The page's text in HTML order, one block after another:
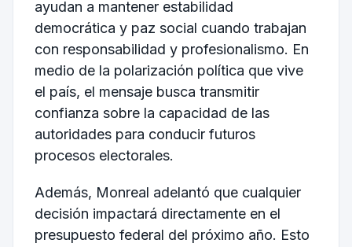
ayudan a mantener estabilidad
democrática y paz social cuando trabajan
con responsabilidad y profesionalismo. En
medio de la polarización política que vive
el país, el mensaje busca transmitir
confianza sobre la capacidad de las
autoridades para conducir futuros
procesos electorales.
Además, Monreal adelantó que cualquier
decisión impactará directamente en el
presupuesto federal del próximo año. Esto